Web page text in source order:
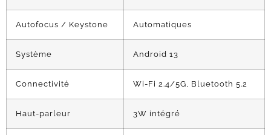
Autofocus / Keystone Automatiques
Système Android 13
Connectivité Wi-Fi 2.4/5G, Bluetooth 5.2
Haut-parleur 3W intégré